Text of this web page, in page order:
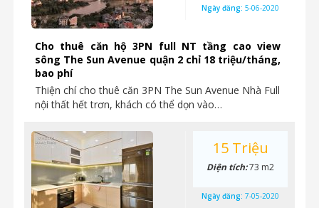
Cho thuê căn hộ 3PN full NT tầng cao view
sông The Sun Avenue quận 2 chỉ 18 triệu/tháng,
bao phí
Thiện chí cho thuê căn 3PN The Sun Avenue Nhà Full
nội thất hết trơn, khách có thể dọn vào…
Ngày đăng: 5-06-2020
15 Triệu
Diện tích:73 m2
Ngày đăng: 7-05-2020